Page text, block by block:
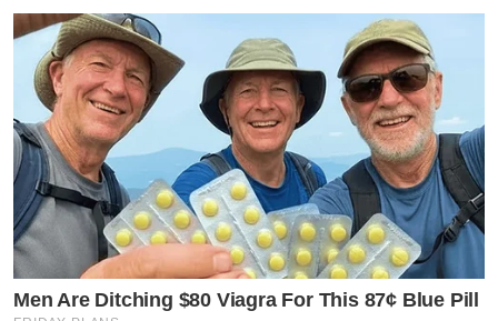
Men Are Ditching $80 Viagra For This 87¢ Blue Pill